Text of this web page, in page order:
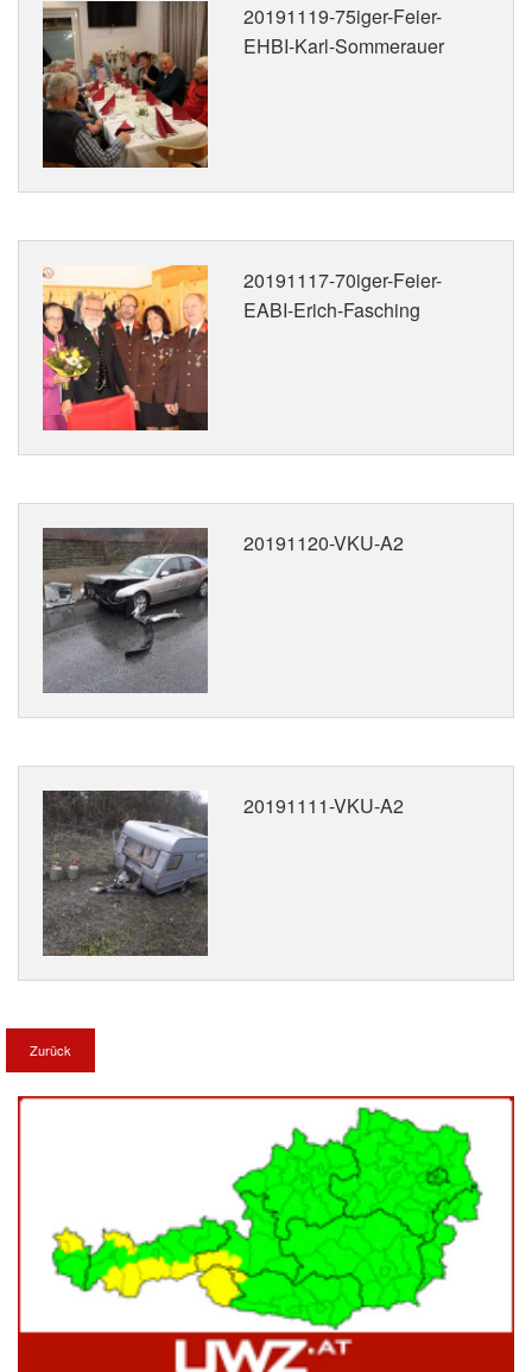
20191119-75iger-Feier-
EHBI-Karl-Sommerauer
20191117-70iger-Feier-
EABI-Erich-Fasching
20191120-VKU-A2
20191111-VKU-A2
Zurück